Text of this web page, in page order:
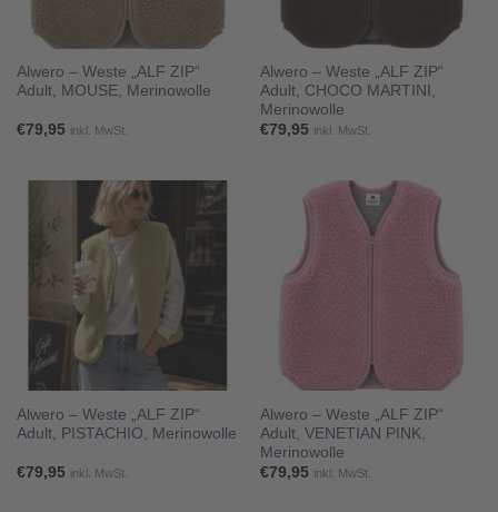
Alwero – Weste „ALF ZIP“
Adult, MOUSE, Merinowolle
€79,95 inkl. MwSt.
Alwero – Weste „ALF ZIP“
Adult, CHOCO MARTINI,
Merinowolle
€79,95 inkl. MwSt.
Alwero – Weste „ALF ZIP“
Adult, PISTACHIO, Merinowolle
€79,95 inkl. MwSt.
Alwero – Weste „ALF ZIP“
Adult, VENETIAN PINK,
Merinowolle
€79,95 inkl. MwSt.